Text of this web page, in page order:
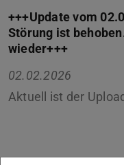
+++Update vom
Störung ist
wieder+++
02.02.2026
Aktuell ist der